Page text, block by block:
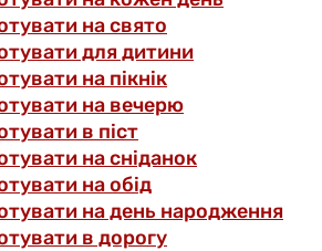
на свято
для дитини
на пікнік
на вечерю
в піст
на сніданок
на обід
на день народження
в дорогу